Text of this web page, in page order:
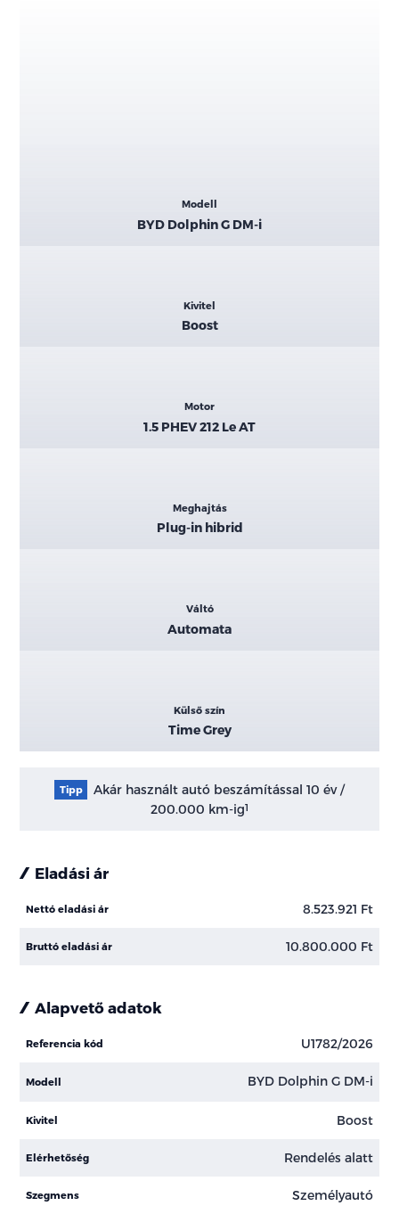
Modell
BYD Dolphin G DM-i
Kivitel
Boost
Motor
1.5 PHEV 212 Le AT
Meghajtás
Plug-in hibrid
Váltó
Automata
Külső szín
Time Grey
Tipp
Akár használt autó beszámítással 10 év /
200.000 km-ig1
Eladási ár
Nettó eladási ár 8.523.921 Ft
Bruttó eladási ár 10.800.000 Ft
Alapvető adatok
Referencia kód U1782/2026
Modell BYD Dolphin G DM-i
Kivitel Boost
Elérhetőség Rendelés alatt
Szegmens Személyautó